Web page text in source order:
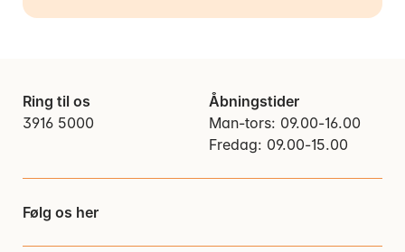
Ring til os
3916 5000
Åbningstider
Man-tors: 09.00-16.00
Fredag: 09.00-15.00
Følg os her